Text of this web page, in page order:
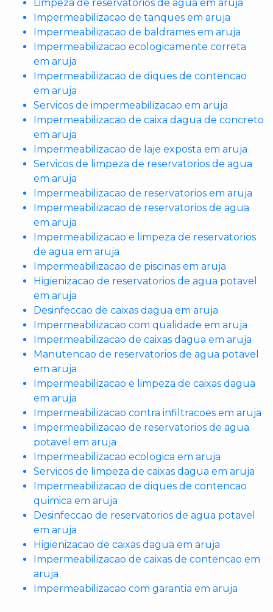
Limpeza de reservatorios de agua em aruja
Impermeabilizacao de tanques em aruja
Impermeabilizacao de baldrames em aruja
Impermeabilizacao ecologicamente correta
em aruja
Impermeabilizacao de diques de contencao
em aruja
Servicos de impermeabilizacao em aruja
Impermeabilizacao de caixa dagua de concreto
em aruja
Impermeabilizacao de laje exposta em aruja
Servicos de limpeza de reservatorios de agua
em aruja
Impermeabilizacao de reservatorios em aruja
Impermeabilizacao de reservatorios de agua
em aruja
Impermeabilizacao e limpeza de reservatorios
de agua em aruja
Impermeabilizacao de piscinas em aruja
Higienizacao de reservatorios de agua potavel
em aruja
Desinfeccao de caixas dagua em aruja
Impermeabilizacao com qualidade em aruja
Impermeabilizacao de caixas dagua em aruja
Manutencao de reservatorios de agua potavel
em aruja
Impermeabilizacao e limpeza de caixas dagua
em aruja
Impermeabilizacao contra infiltracoes em aruja
Impermeabilizacao de reservatorios de agua
potavel em aruja
Impermeabilizacao ecologica em aruja
Servicos de limpeza de caixas dagua em aruja
Impermeabilizacao de diques de contencao
quimica em aruja
Desinfeccao de reservatorios de agua potavel
em aruja
Higienizacao de caixas dagua em aruja
Impermeabilizacao de caixas de contencao em
aruja
Impermeabilizacao com garantia em aruja